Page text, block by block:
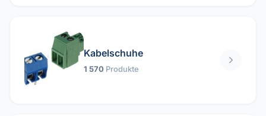
Kabelschuhe
1 570 Produkte